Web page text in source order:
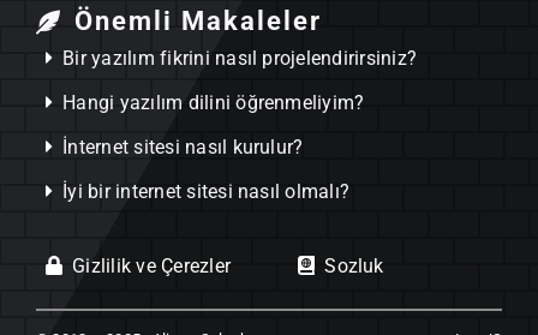
Önemli Makaleler
Bir yazılım fikrini nasıl projelendirirsiniz?
Hangi yazılım dilini öğrenmeliyim?
İnternet sitesi nasıl kurulur?
İyi bir internet sitesi nasıl olmalı?
Gizlilik ve Çerezler Sozluk